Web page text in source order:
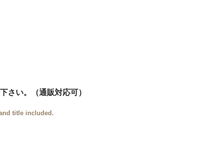
さい。（通販対応可）
title included.